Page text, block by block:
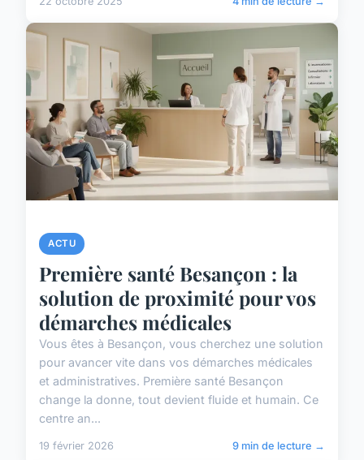
ACTU
Première santé Besançon : la
solution de proximité pour vos
démarches médicales
Vous êtes à Besançon, vous cherchez une solution
pour avancer vite dans vos démarches médicales
et administratives. Première santé Besançon
change la donne, tout devient fluide et humain. Ce
centre an...
19 février 2026 9 min de lecture →